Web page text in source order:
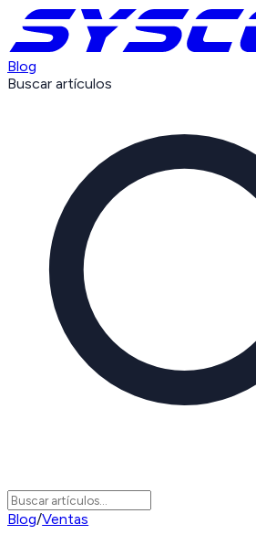
Blog
Buscar artículos
Blog/Ventas